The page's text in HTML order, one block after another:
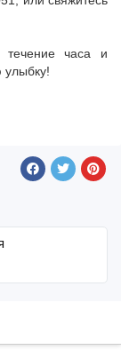
течение часа и
улыбку!